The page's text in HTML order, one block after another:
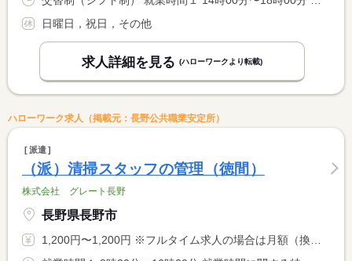
日曜日，祝日，その他
求人詳細を見る (ハローワークより転載)
ハローワーク求人（掲載元：長野公共職業安定所）
派遣
（派）清掃スタッフの管理（徳間）
株式会社 グレート長野
長野県長野市
1,200円〜1,200円 ※フルタイム求人の場合は月額（換算額）、パート求人の場合は時間額を表示しています。